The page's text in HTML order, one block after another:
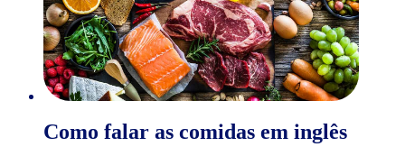
Como falar as comidas em inglês